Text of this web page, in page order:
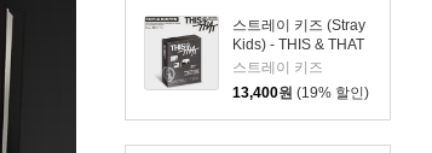
스트레이 키즈 (Stray
Kids) - THIS & THAT
[FANS ALBUM VER.]
스트레이 키즈
13,400원 (19% 할인)